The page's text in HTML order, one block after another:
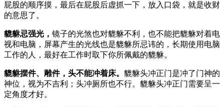
屁股的顺序摸，最后在屁股后虚抓一下，放入口袋，就是收财
的意思了。
貔貅忌强光， 镜子的光煞也对貔貅不利，也不能把貔貅对着电
视和电脑，屏幕产生的光线也是貔貅所忌讳的，长期使用电脑
工作的人，最好在工作时取下你所佩戴的貔貅。
貔貅摆件、雕件，头不能冲着床。 貔貅头冲正门是冲了门神的
神位，视为不吉利；头冲厕所也不行。貔貅头冲正门需要呈一
定角度才好。